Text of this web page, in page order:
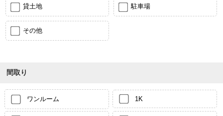
貸土地 駐車場
その他
間取り
ワンルーム 1K